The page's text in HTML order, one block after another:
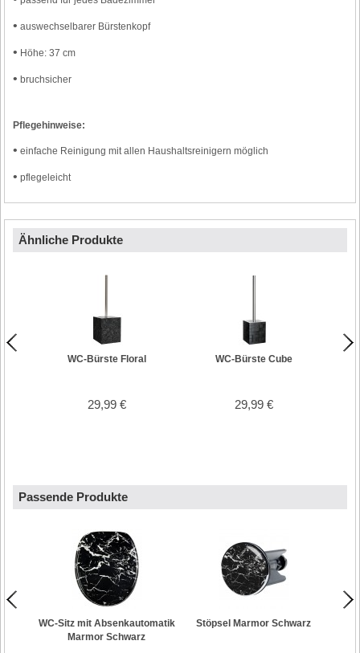
• auswechselbarer Bürstenkopf
• Höhe: 37 cm
• bruchsicher
Pflegehinweise:
• einfache Reinigung mit allen Haushaltsreinigern möglich
• pflegeleicht
Ähnliche Produkte
WC-Bürste Floral
29,99 €
WC-Bürste Cube
29,99 €
Passende Produkte
WC-Sitz mit Absenkautomatik
Marmor Schwarz
Stöpsel Marmor Schwarz